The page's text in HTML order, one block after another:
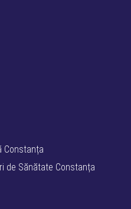
Constanța
de Sănătate Constanța